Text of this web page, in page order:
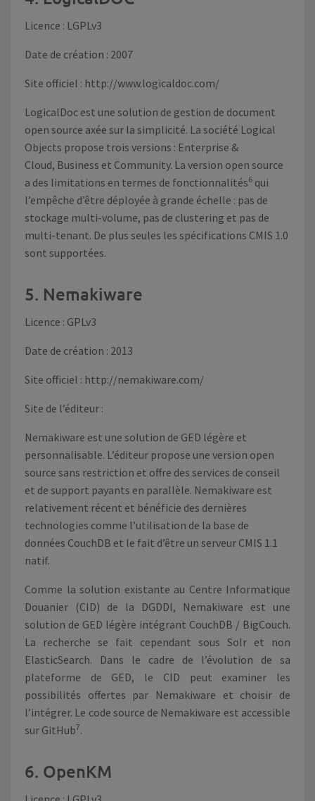
Licence : LGPLv3
Date de création : 2007
Site officiel : http://www.logicaldoc.com/
LogicalDoc est une solution de gestion de document
open source axée sur la simplicité. La société Logical
Objects propose trois versions : Enterprise &
Cloud, Business et Community. La version open source
a des limitations en termes de fonctionnalités6 qui
l’empêche d’être déployée à grande échelle : pas de
stockage multi-volume, pas de clustering et pas de
multi-tenant. De plus seules les spécifications CMIS 1.0
sont supportées.
5. Nemakiware
Licence : GPLv3
Date de création : 2013
Site officiel : http://nemakiware.com/
Site de l’éditeur :
Nemakiware est une solution de GED légère et
personnalisable. L’éditeur propose une version open
source sans restriction et offre des services de conseil
et de support payants en parallèle. Nemakiware est
relativement récent et bénéficie des dernières
technologies comme l’utilisation de la base de
données CouchDB et le fait d’être un serveur CMIS 1.1
natif.
Comme la solution existante au Centre Informatique
Douanier (CID) de la DGDDI, Nemakiware est une
solution de GED légère intégrant CouchDB / BigCouch.
La recherche se fait cependant sous Solr et non
ElasticSearch. Dans le cadre de l’évolution de sa
plateforme de GED, le CID peut examiner les
possibilités offertes par Nemakiware et choisir de
l’intégrer. Le code source de Nemakiware est accessible
sur GitHub7.
6. OpenKM